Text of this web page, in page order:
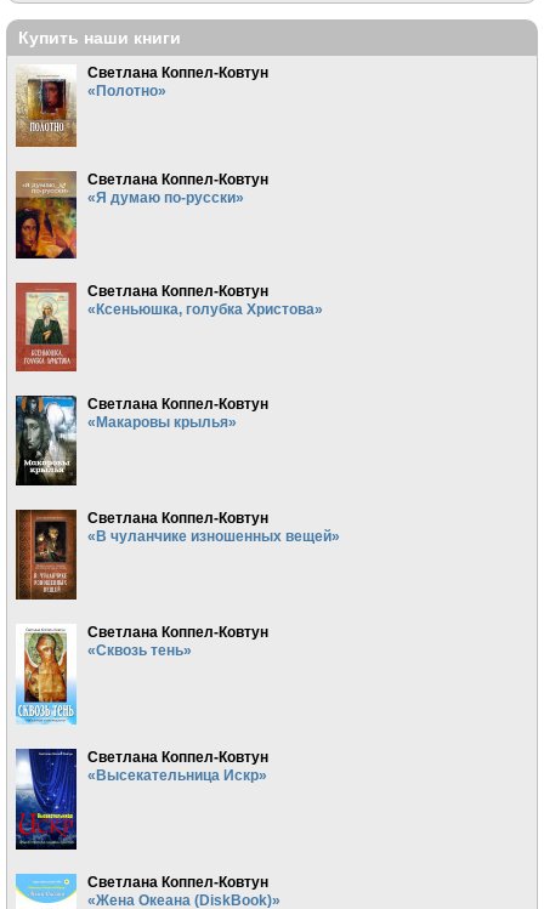
Купить наши книги
Светлана Коппел-Ковтун
«Полотно»
Светлана Коппел-Ковтун
«Я думаю по-русски»
Светлана Коппел-Ковтун
«Ксеньюшка, голубка Христова»
Светлана Коппел-Ковтун
«Макаровы крылья»
Светлана Коппел-Ковтун
«В чуланчике изношенных вещей»
Светлана Коппел-Ковтун
«Сквозь тень»
Светлана Коппел-Ковтун
«Высекательница Искр»
Светлана Коппел-Ковтун
«Жена Океана (DiskBook)»